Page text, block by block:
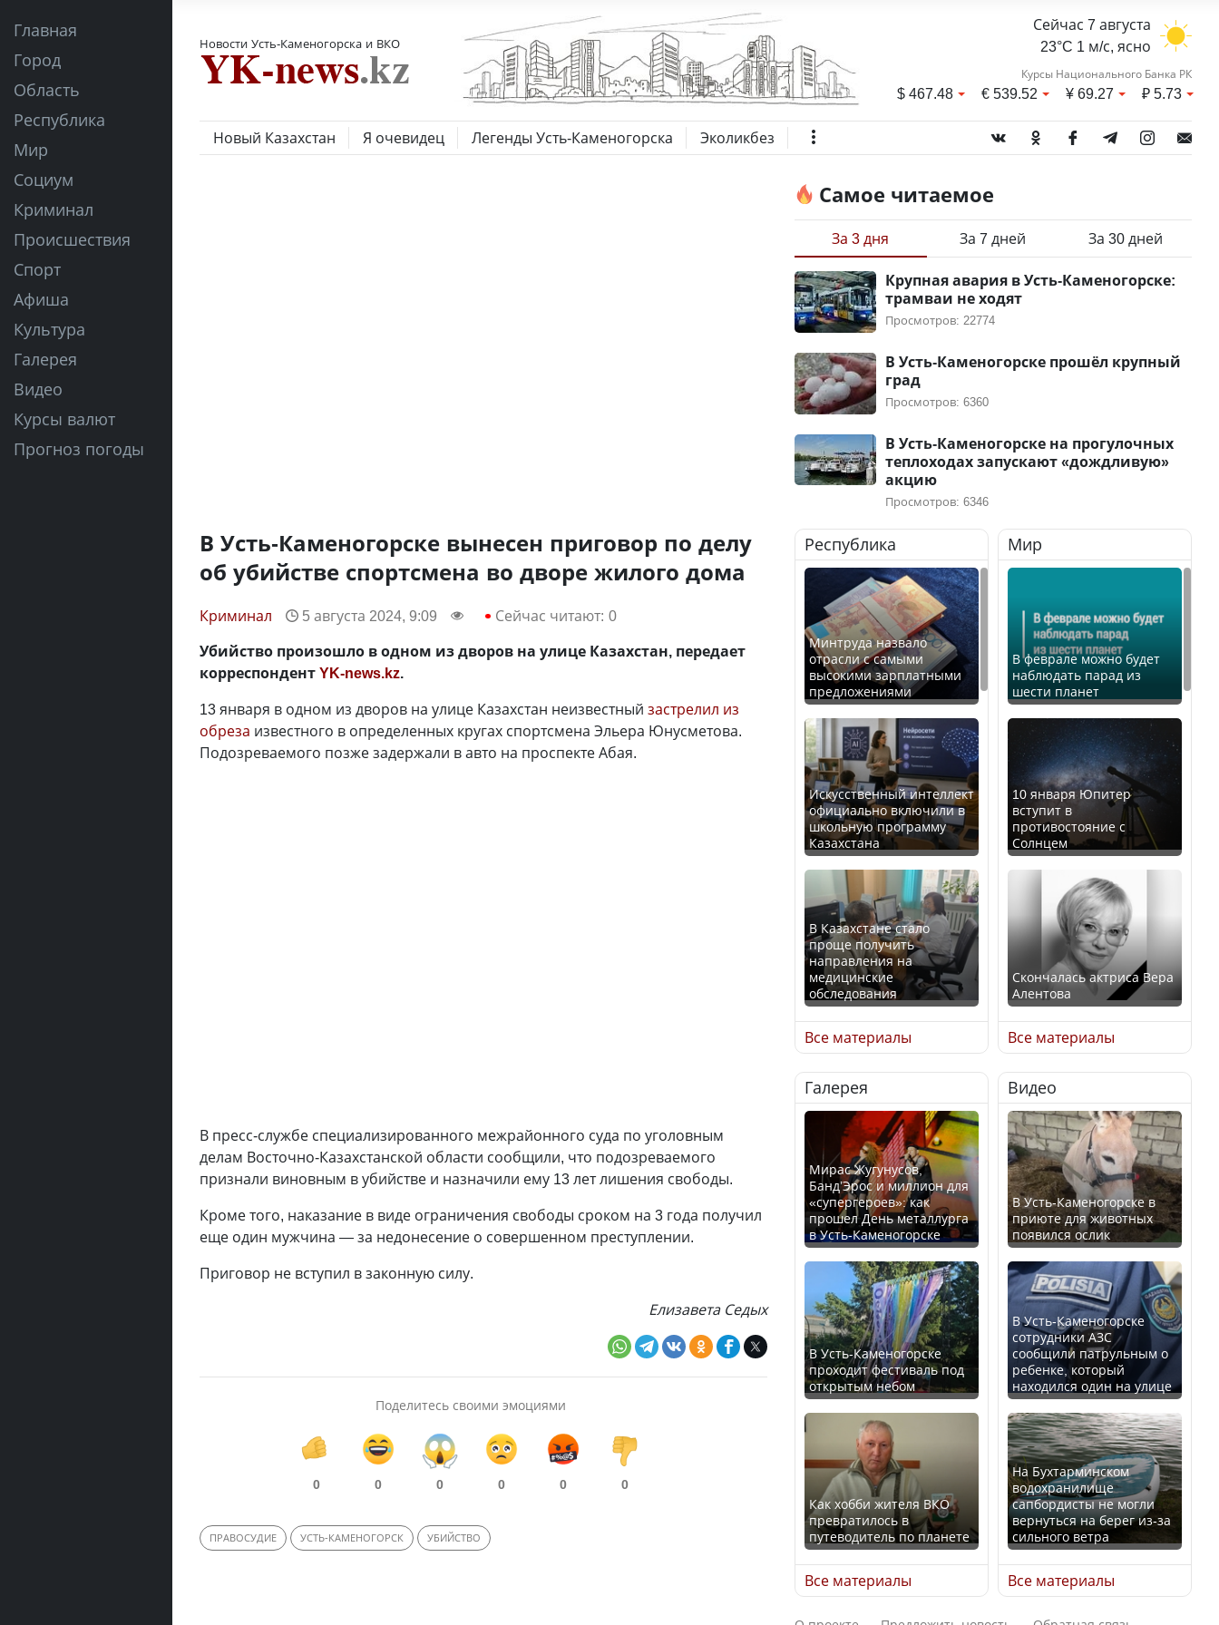
Главная
Город
Область
Республика
Мир
Социум
Криминал
Происшествия
Спорт
Афиша
Культура
Галерея
Видео
Курсы валют
Прогноз погоды
Новости Усть-Каменогорска и ВКО
Сейчас 7 августа
23°C 1 м/с, ясно
Курсы Национального Банка РК
$467.48 €539.52 ¥69.27 ₽5.73
Новый Казахстан Я очевидец Легенды Усть-Каменогорска Эколикбез
В Усть-Каменогорске вынесен приговор по делу
об убийстве спортсмена во дворе жилого дома
Криминал 5 августа 2024, 9:09 Сейчас читают: 0
Убийство произошло в одном из дворов на улице Казахстан, передает
корреспондентYK-news.kz.
13 января в одном из дворов на улице Казахстан неизвестный застрелил из
обреза известного в определенных кругах спортсмена Эльера Юнусметова.
Подозреваемого позже задержали в авто на проспекте Абая.
В пресс-службе специализированного межрайонного суда по уголовным
делам Восточно-Казахстанской области сообщили, что подозреваемого
признали виновным в убийстве и назначили ему 13 лет лишения свободы.
Кроме того, наказание в виде ограничения свободы сроком на 3 года получил
еще один мужчина — за недонесение о совершенном преступлении.
Приговор не вступил в законную силу.
Елизавета Седых
Поделитесь своими эмоциями
0 0 0 0 0 0
ПРАВОСУДИЕ УСТЬ-КАМЕНОГОРСК УБИЙСТВО
Самое читаемое
За 3 дня За 7 дней За 30 дней
Крупная авария в Усть-Каменогорске:
трамваи не ходят
Просмотров: 22774
В Усть-Каменогорске прошёл крупный
град
Просмотров: 6360
В Усть-Каменогорске на прогулочных
теплоходах запускают «дождливую»
акцию
Просмотров: 6346
Республика
Минтруда назвало
отрасли с самыми
высокими зарплатными
предложениями
Искусственный интеллект
официально включили в
школьную программу
Казахстана
В Казахстане стало
проще получить
направления на
медицинские
обследования
Қазақстан Орталық Азия
елдері арасында әл-ауқат
индексінде көш бастады
Казахстан возглавил
рейтинг благополучия
среди стран Центральной
Азии
Будут ли представлены
интересы регионов в
Курултае?
Ең төменгі жалақы,
алимент, экология: жеті
партия сайлаушылармен
нені талқылап жатыр?
Все материалы
Мир
В феврале можно будет
наблюдать парад из
шести планет
10 января Юпитер
вступит в
противостояние с
Солнцем
Скончалась актриса Вера
Алентова
В РФ вынесен заочный
приговор по уголовному
делу об убийстве Игоря
Талькова
В России введены
дополнительные
ограничения для
казахстанских прав
Трамп официально
вступил в должность
президента США
Луну признали объектом
культурного наследия,
находящегося под
угрозой исчезновения
Все материалы
Галерея
Мирас Жугунусов,
Банд’Эрос и миллион для
«супергероев»: как
прошел День металлурга
в Усть-Каменогорске
В Усть-Каменогорске
проходит фестиваль под
открытым небом
Как хобби жителя ВКО
превратилось в
путеводитель по планете
Все материалы
Видео
В Усть-Каменогорске в
приюте для животных
появился ослик
В Усть-Каменогорске
сотрудники АЗС
сообщили патрульным о
ребенке, который
находился один на улице
На Бухтарминском
водохранилище
сапбордисты не могли
вернуться на берег из-за
сильного ветра
Все материалы